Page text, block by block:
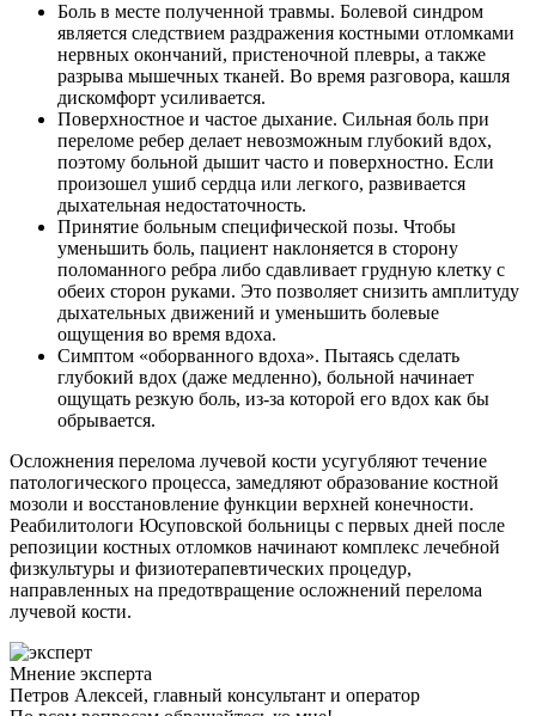
Боль в месте полученной травмы. Болевой синдром
является следствием раздражения костными отломками
нервных окончаний, пристеночной плевры, а также
разрыва мышечных тканей. Во время разговора, кашля
дискомфорт усиливается.
Поверхностное и частое дыхание. Сильная боль при
переломе ребер делает невозможным глубокий вдох,
поэтому больной дышит часто и поверхностно. Если
произошел ушиб сердца или легкого, развивается
дыхательная недостаточность.
Принятие больным специфической позы. Чтобы
уменьшить боль, пациент наклоняется в сторону
поломанного ребра либо сдавливает грудную клетку с
обеих сторон руками. Это позволяет снизить амплитуду
дыхательных движений и уменьшить болевые
ощущения во время вдоха.
Симптом «оборванного вдоха». Пытаясь сделать
глубокий вдох (даже медленно), больной начинает
ощущать резкую боль, из-за которой его вдох как бы
обрывается.
Осложнения перелома лучевой кости усугубляют течение
патологического процесса, замедляют образование костной
мозоли и восстановление функции верхней конечности.
Реабилитологи Юсуповской больницы с первых дней после
репозиции костных отломков начинают комплекс лечебной
физкультуры и физиотерапевтических процедур,
направленных на предотвращение осложнений перелома
лучевой кости.
Мнение эксперта
Петров Алексей, главный консультант и оператор